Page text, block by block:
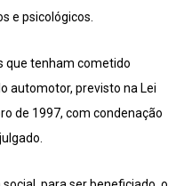
e psicológicos.
que tenham cometido
automotor, previsto na Lei
de 1997, com condenação